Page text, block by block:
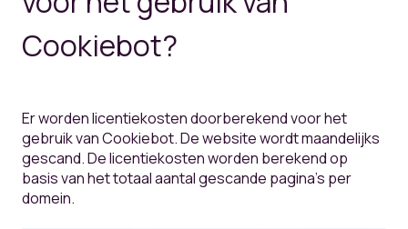
Cookiebot?
Er worden licentiekosten doorberekend voor het
gebruik van Cookiebot. De website wordt maandelijks
gescand. De licentiekosten worden berekend op
basis van het totaal aantal gescande pagina's per
domein.